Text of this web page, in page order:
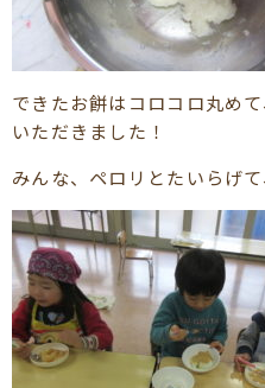
できたお餅はコロコロ丸め
いただきました！
みんな、ペロリとたいらげ